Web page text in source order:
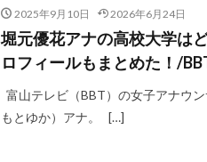
2025年9月10日 2026年6月24日
堀元優花アナの高校大学は
ロフィールもまとめた！/
富山テレビ（BBT）の女子アナウ
もとゆか）アナ。 […]